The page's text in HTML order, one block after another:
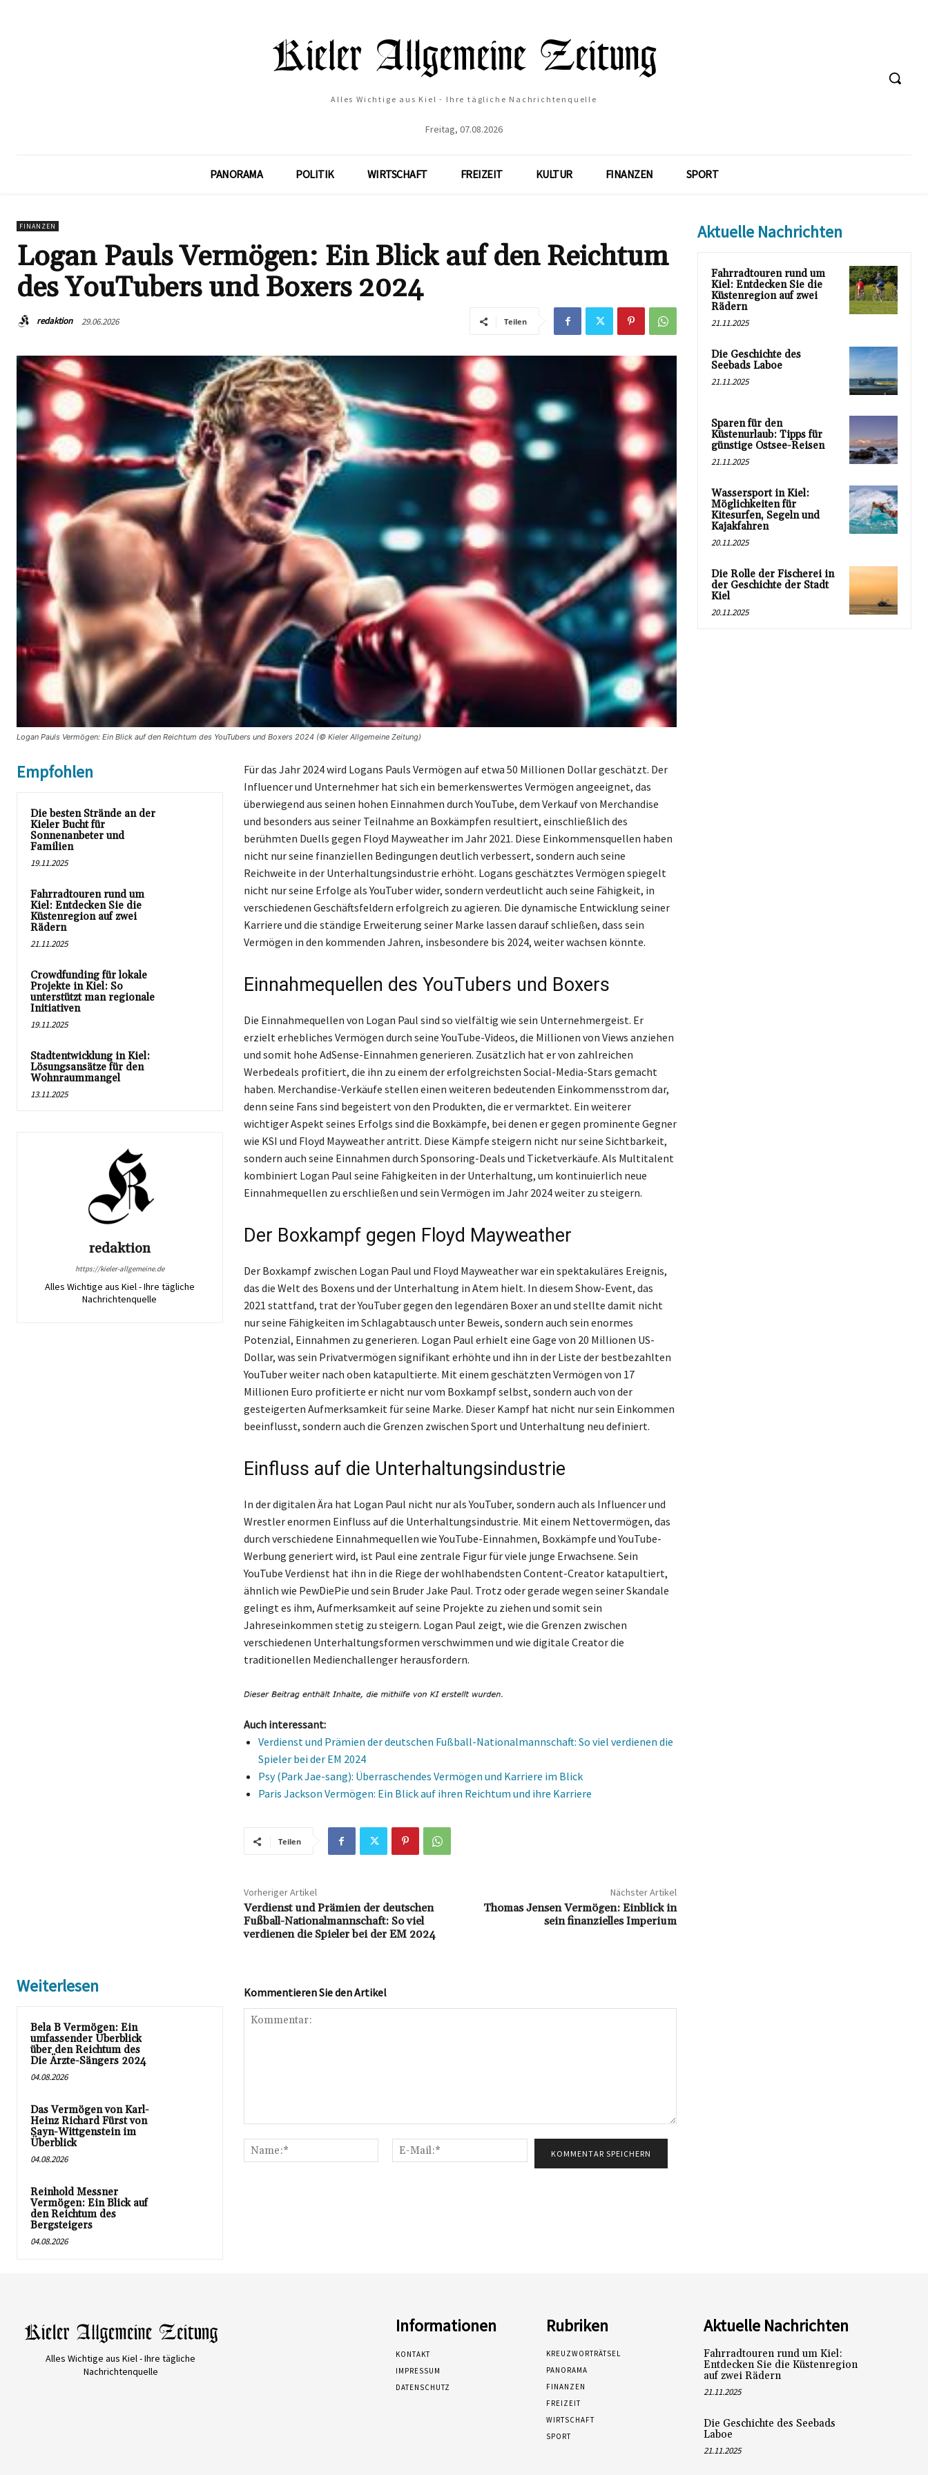
Alles Wichtige aus Kiel - Ihre tägliche Nachrichtenquelle
Freitag, 07.08.2026
PANORAMA POLITIK WIRTSCHAFT FREIZEIT KULTUR FINANZEN SPORT
FINANZEN
Logan Pauls Vermögen: Ein Blick auf den Reichtum
des YouTubers und Boxers 2024
redaktion 29.06.2026 Teilen
Logan Pauls Vermögen: Ein Blick auf den Reichtum des YouTubers und Boxers 2024 (© Kieler Allgemeine Zeitung)
Empfohlen
Die besten Strände an der
Kieler Bucht für
Sonnenanbeter und
Familien
19.11.2025
Fahrradtouren rund um
Kiel: Entdecken Sie die
Küstenregion auf zwei
Rädern
21.11.2025
Crowdfunding für lokale
Projekte in Kiel: So
unterstützt man regionale
Initiativen
19.11.2025
Stadtentwicklung in Kiel:
Lösungsansätze für den
Wohnraummangel
13.11.2025
redaktion
https://kieler-allgemeine.de
Alles Wichtige aus Kiel - Ihre tägliche
Nachrichtenquelle
Für das Jahr 2024 wird Logans Pauls Vermögen auf etwa 50 Millionen Dollar geschätzt. Der
Influencer und Unternehmer hat sich ein bemerkenswertes Vermögen angeeignet, das
überwiegend aus seinen hohen Einnahmen durch YouTube, dem Verkauf von Merchandise
und besonders aus seiner Teilnahme an Boxkämpfen resultiert, einschließlich des
berühmten Duells gegen Floyd Mayweather im Jahr 2021. Diese Einkommensquellen haben
nicht nur seine finanziellen Bedingungen deutlich verbessert, sondern auch seine
Reichweite in der Unterhaltungsindustrie erhöht. Logans geschätztes Vermögen spiegelt
nicht nur seine Erfolge als YouTuber wider, sondern verdeutlicht auch seine Fähigkeit, in
verschiedenen Geschäftsfeldern erfolgreich zu agieren. Die dynamische Entwicklung seiner
Karriere und die ständige Erweiterung seiner Marke lassen darauf schließen, dass sein
Vermögen in den kommenden Jahren, insbesondere bis 2024, weiter wachsen könnte.
Einnahmequellen des YouTubers und Boxers
Die Einnahmequellen von Logan Paul sind so vielfältig wie sein Unternehmergeist. Er
erzielt erhebliches Vermögen durch seine YouTube-Videos, die Millionen von Views anziehen
und somit hohe AdSense-Einnahmen generieren. Zusätzlich hat er von zahlreichen
Werbedeals profitiert, die ihn zu einem der erfolgreichsten Social-Media-Stars gemacht
haben. Merchandise-Verkäufe stellen einen weiteren bedeutenden Einkommensstrom dar,
denn seine Fans sind begeistert von den Produkten, die er vermarktet. Ein weiterer
wichtiger Aspekt seines Erfolgs sind die Boxkämpfe, bei denen er gegen prominente Gegner
wie KSI und Floyd Mayweather antritt. Diese Kämpfe steigern nicht nur seine Sichtbarkeit,
sondern auch seine Einnahmen durch Sponsoring-Deals und Ticketverkäufe. Als Multitalent
kombiniert Logan Paul seine Fähigkeiten in der Unterhaltung, um kontinuierlich neue
Einnahmequellen zu erschließen und sein Vermögen im Jahr 2024 weiter zu steigern.
Der Boxkampf gegen Floyd Mayweather
Der Boxkampf zwischen Logan Paul und Floyd Mayweather war ein spektakuläres Ereignis,
das die Welt des Boxens und der Unterhaltung in Atem hielt. In diesem Show-Event, das
2021 stattfand, trat der YouTuber gegen den legendären Boxer an und stellte damit nicht
nur seine Fähigkeiten im Schlagabtausch unter Beweis, sondern auch sein enormes
Potenzial, Einnahmen zu generieren. Logan Paul erhielt eine Gage von 20 Millionen US-
Dollar, was sein Privatvermögen signifikant erhöhte und ihn in der Liste der bestbezahlten
YouTuber weiter nach oben katapultierte. Mit einem geschätzten Vermögen von 17
Millionen Euro profitierte er nicht nur vom Boxkampf selbst, sondern auch von der
gesteigerten Aufmerksamkeit für seine Marke. Dieser Kampf hat nicht nur sein Einkommen
beeinflusst, sondern auch die Grenzen zwischen Sport und Unterhaltung neu definiert.
Einfluss auf die Unterhaltungsindustrie
In der digitalen Ära hat Logan Paul nicht nur als YouTuber, sondern auch als Influencer und
Wrestler enormen Einfluss auf die Unterhaltungsindustrie. Mit einem Nettovermögen, das
durch verschiedene Einnahmequellen wie YouTube-Einnahmen, Boxkämpfe und YouTube-
Werbung generiert wird, ist Paul eine zentrale Figur für viele junge Erwachsene. Sein
YouTube Verdienst hat ihn in die Riege der wohlhabendsten Content-Creator katapultiert,
ähnlich wie PewDiePie und sein Bruder Jake Paul. Trotz oder gerade wegen seiner Skandale
gelingt es ihm, Aufmerksamkeit auf seine Projekte zu ziehen und somit sein
Jahreseinkommen stetig zu steigern. Logan Paul zeigt, wie die Grenzen zwischen
verschiedenen Unterhaltungsformen verschwimmen und wie digitale Creator die
traditionellen Medienchallenger herausfordern.
Auch interessant:
Verdienst und Prämien der deutschen Fußball-Nationalmannschaft: So viel verdienen die
Spieler bei der EM 2024
Psy (Park Jae-sang): Überraschendes Vermögen und Karriere im Blick
Paris Jackson Vermögen: Ein Blick auf ihren Reichtum und ihre Karriere
Teilen
Vorheriger Artikel
Verdienst und Prämien der deutschen
Fußball-Nationalmannschaft: So viel
verdienen die Spieler bei der EM 2024
Nächster Artikel
Thomas Jensen Vermögen: Einblick in
sein finanzielles Imperium
Weiterlesen
Bela B Vermögen: Ein
umfassender Überblick
über den Reichtum des
Die Ärzte-Sängers 2024
04.08.2026
Das Vermögen von Karl-
Heinz Richard Fürst von
Sayn-Wittgenstein im
Überblick
04.08.2026
Reinhold Messner
Vermögen: Ein Blick auf
den Reichtum des
Bergsteigers
04.08.2026
Kommentieren Sie den Artikel
Name:*
Mail:*
Aktuelle Nachrichten
Fahrradtouren rund um
Kiel: Entdecken Sie die
Küstenregion auf zwei
Rädern
21.11.2025
Die Geschichte des
Seebads Laboe
21.11.2025
Sparen für den
Küstenurlaub: Tipps für
günstige Ostsee-Reisen
21.11.2025
Wassersport in Kiel:
Möglichkeiten für
Kitesurfen, Segeln und
Kajakfahren
20.11.2025
Die Rolle der Fischerei in
der Geschichte der Stadt
Kiel
20.11.2025
Alles Wichtige aus Kiel - Ihre tägliche
Nachrichtenquelle
Informationen
KONTAKT
IMPRESSUM
DATENSCHUTZ
Rubriken
KREUZWORTRÄTSEL
PANORAMA
FINANZEN
FREIZEIT
WIRTSCHAFT
SPORT
Aktuelle Nachrichten
Fahrradtouren rund um Kiel:
Entdecken Sie die Küstenregion
auf zwei Rädern
21.11.2025
Die Geschichte des Seebads
Laboe
21.11.2025